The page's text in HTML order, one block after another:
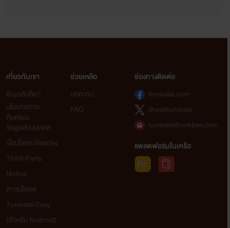
เกี่ยวกับเรา
ธัญวลัยคือ?
นโยบายการ
คุ้มครอง
ข้อมูลส่วนบุคคล
เงื่อนไขและข้อตกลง
Third-Party
Notice
ดาวน์โหลด
Tunwalai Easy
(สำหรับ Android)
ช่วยเหลือ
บทความ
FAQ
ช่องทางติดต่อ
tunwalai.com
@webtunwalai
tunwalai@ookbee.com
แพลตฟอร์มในเครือ